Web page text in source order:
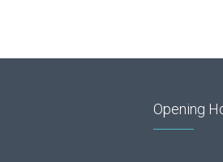
Opening